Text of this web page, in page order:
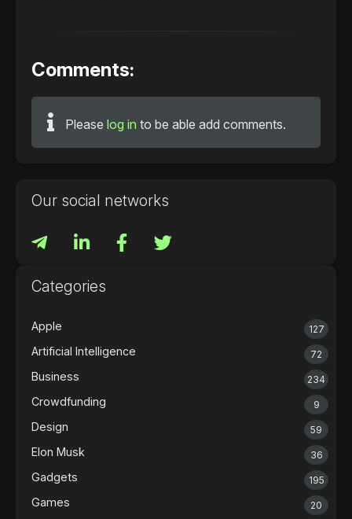
Comments:
Please log in to be able add comments.
Our social networks
Categories
Apple 127
Artificial Intelligence 72
Business 234
Crowdfunding 9
Design 59
Elon Musk 36
Gadgets 195
Games 20